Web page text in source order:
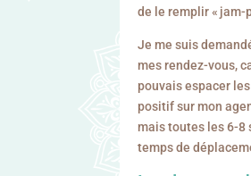
de le remplir « jam-
Je me suis
mes rendez-vous,
pouvais espacer
positif sur mon
mais toutes les 6-8
temps de